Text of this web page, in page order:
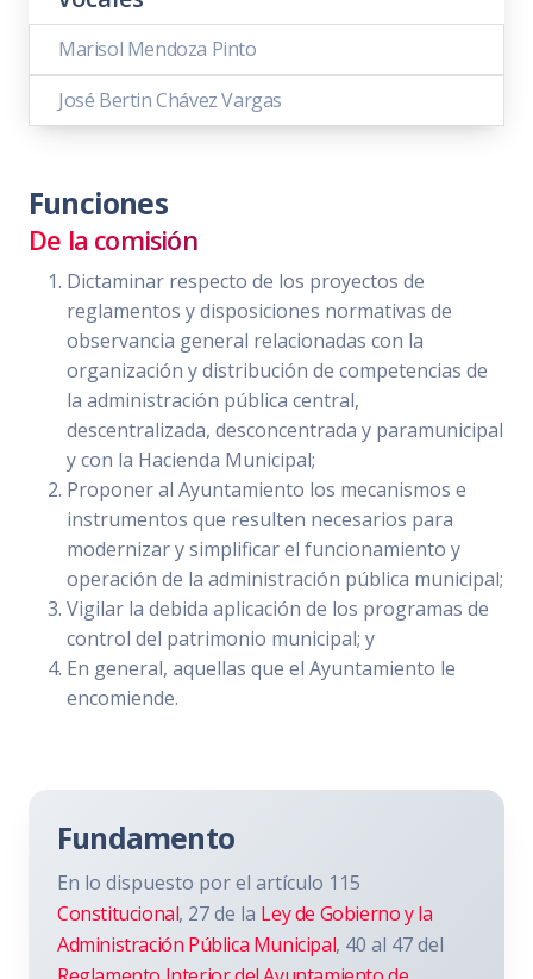
Marisol Mendoza Pinto
José Bertin Chávez Vargas
Funciones
De la comisión
Dictaminar respecto de los proyectos de
reglamentos y disposiciones normativas de
observancia general relacionadas con la
organización y distribución de competencias de
la administración pública central,
descentralizada, desconcentrada y paramunicipal
y con la Hacienda Municipal;
Proponer al Ayuntamiento los mecanismos e
instrumentos que resulten necesarios para
modernizar y simplificar el funcionamiento y
operación de la administración pública municipal;
Vigilar la debida aplicación de los programas de
control del patrimonio municipal; y
En general, aquellas que el Ayuntamiento le
encomiende.
Fundamento
En lo dispuesto por el artículo 115
Constitucional, 27 de la Ley de Gobierno y la
Administración Pública Municipal, 40 al 47 del